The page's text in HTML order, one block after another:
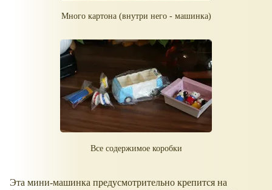
Много картона (внутри него - машинка)
Все содержимое коробки
Эта мини-машинка предусмотрительно крепится на